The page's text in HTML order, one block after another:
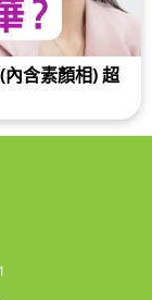
含素顏相) 超